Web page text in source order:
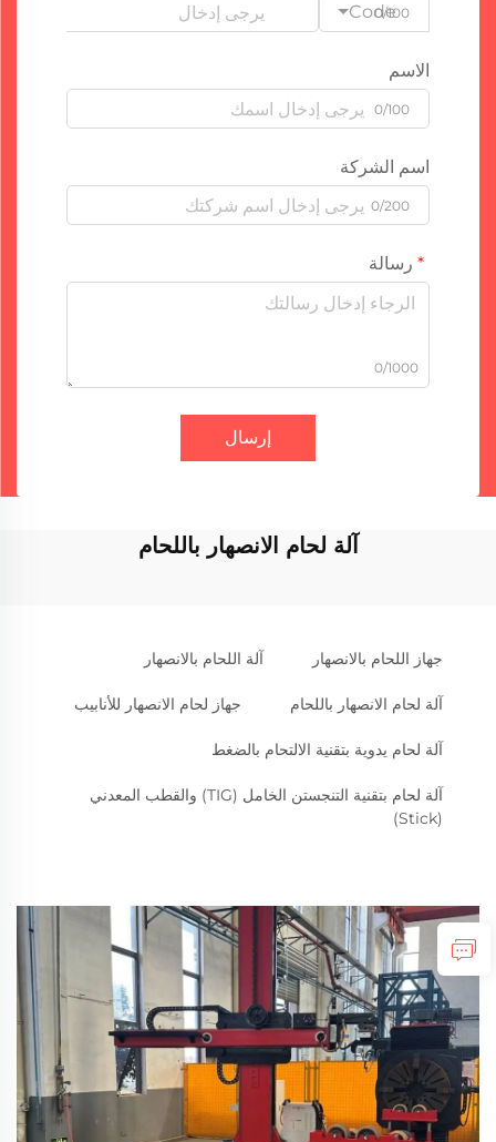
Code
0/100
الاسم
0/100
اسم الشركة
0/200
رسالة
0/1000
إرسال
آلة لحام الانصهار باللحام
جهاز اللحام بالانصهار آلة اللحام بالانصهار
آلة لحام الانصهار باللحام جهاز لحام الانصهار للأنابيب
آلة لحام يدوية بتقنية الالتحام بالضغط
آلة لحام بتقنية التنجستن الخامل (TIG) والقطب المعدني
(Stick)